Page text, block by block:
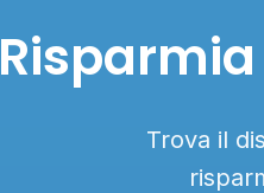
Trova il